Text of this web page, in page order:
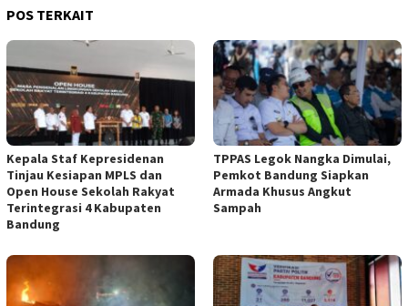
POS TERKAIT
Kepala Staf Kepresidenan
Tinjau Kesiapan MPLS dan
Open House Sekolah Rakyat
Terintegrasi 4 Kabupaten
Bandung
TPPAS Legok Nangka Dimulai,
Pemkot Bandung Siapkan
Armada Khusus Angkut
Sampah